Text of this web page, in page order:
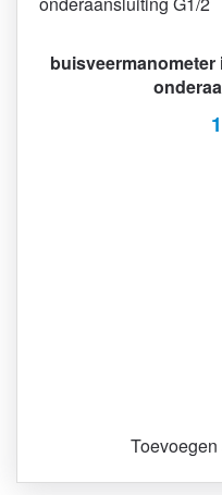
buisveermanometer